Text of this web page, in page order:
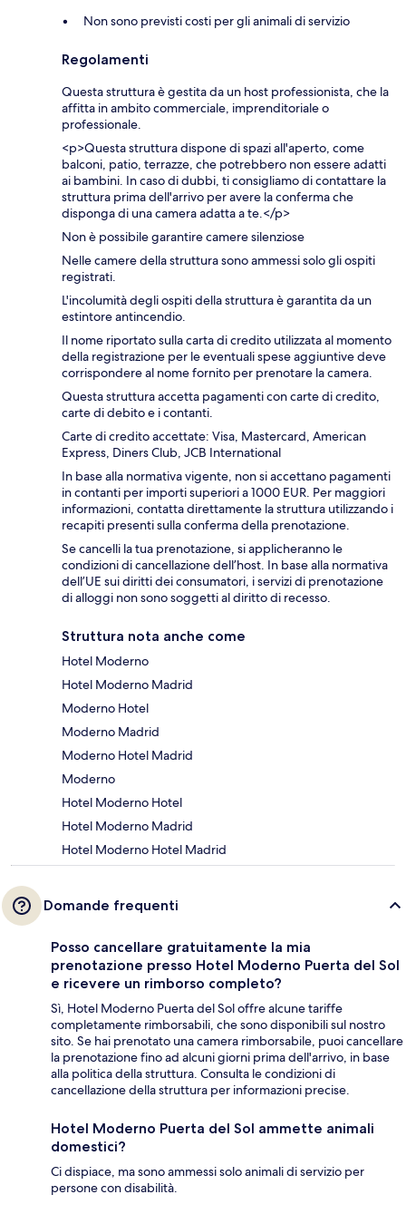
Non sono previsti costi per gli animali di servizio
Regolamenti
Questa struttura è gestita da un host professionista, che la
affitta in ambito commerciale, imprenditoriale o
professionale.
<p>Questa struttura dispone di spazi all'aperto, come
balconi, patio, terrazze, che potrebbero non essere adatti
ai bambini. In caso di dubbi, ti consigliamo di contattare la
struttura prima dell'arrivo per avere la conferma che
disponga di una camera adatta a te.</p>
Non è possibile garantire camere silenziose
Nelle camere della struttura sono ammessi solo gli ospiti
registrati.
L'incolumità degli ospiti della struttura è garantita da un
estintore antincendio.
Il nome riportato sulla carta di credito utilizzata al momento
della registrazione per le eventuali spese aggiuntive deve
corrispondere al nome fornito per prenotare la camera.
Questa struttura accetta pagamenti con carte di credito,
carte di debito e i contanti.
Carte di credito accettate: Visa, Mastercard, American
Express, Diners Club, JCB International
In base alla normativa vigente, non si accettano pagamenti
in contanti per importi superiori a 1000 EUR. Per maggiori
informazioni, contatta direttamente la struttura utilizzando i
recapiti presenti sulla conferma della prenotazione.
Se cancelli la tua prenotazione, si applicheranno le
condizioni di cancellazione dell’host. In base alla normativa
dell’UE sui diritti dei consumatori, i servizi di prenotazione
di alloggi non sono soggetti al diritto di recesso.
Struttura nota anche come
Hotel Moderno
Hotel Moderno Madrid
Moderno Hotel
Moderno Madrid
Moderno Hotel Madrid
Moderno
Hotel Moderno Hotel
Hotel Moderno Madrid
Hotel Moderno Hotel Madrid
Domande frequenti
Posso cancellare gratuitamente la mia
prenotazione presso Hotel Moderno Puerta del Sol
e ricevere un rimborso completo?
Sì, Hotel Moderno Puerta del Sol offre alcune tariffe
completamente rimborsabili, che sono disponibili sul nostro
sito. Se hai prenotato una camera rimborsabile, puoi cancellare
la prenotazione fino ad alcuni giorni prima dell'arrivo, in base
alla politica della struttura. Consulta le condizioni di
cancellazione della struttura per informazioni precise.
Hotel Moderno Puerta del Sol ammette animali
domestici?
Ci dispiace, ma sono ammessi solo animali di servizio per
persone con disabilità.